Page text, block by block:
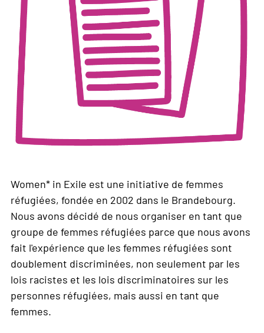
Women* in Exile est une initiative de femmes
réfugiées, fondée en 2002 dans le Brandebourg.
Nous avons décidé de nous organiser en tant que
groupe de femmes réfugiées parce que nous avons
fait l'expérience que les femmes réfugiées sont
doublement discriminées, non seulement par les
lois racistes et les lois discriminatoires sur les
personnes réfugiées, mais aussi en tant que
femmes.